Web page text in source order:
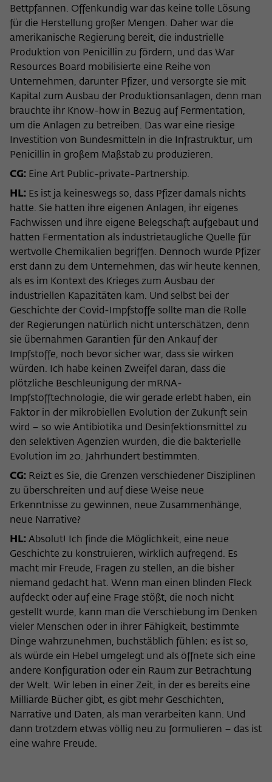
Bettpfannen. Offenkundig war das keine tolle Lösung
für die Herstellung großer Mengen. Daher war die
amerikanische Regierung bereit, die industrielle
Produktion von Penicillin zu fördern, und das War
Resources Board mobilisierte eine Reihe von
Unternehmen, darunter Pfizer, und versorgte sie mit
Kapital zum Ausbau der Produktionsanlagen, denn man
brauchte ihr Know-how in Bezug auf Fermentation,
um die Anlagen zu betreiben. Das war eine riesige
Investition von Bundesmitteln in die Infrastruktur, um
Penicillin in großem Maßstab zu produzieren.
CG: Eine Art Public-private-Partnership.
HL: Es ist ja keineswegs so, dass Pfizer damals nichts
hatte. Sie hatten ihre eigenen Anlagen, ihr eigenes
Fachwissen und ihre eigene Belegschaft aufgebaut und
hatten Fermentation als industrietaugliche Quelle für
wertvolle Chemikalien begriffen. Dennoch wurde Pfizer
erst dann zu dem Unternehmen, das wir heute kennen,
als es im Kontext des Krieges zum Ausbau der
industriellen Kapazitäten kam. Und selbst bei der
Geschichte der Covid-Impfstoffe sollte man die Rolle
der Regierungen natürlich nicht unterschätzen, denn
sie übernahmen Garantien für den Ankauf der
Impfstoffe, noch bevor sicher war, dass sie wirken
würden. Ich habe keinen Zweifel daran, dass die
plötzliche Beschleunigung der mRNA-
Impfstofftechnologie, die wir gerade erlebt haben, ein
Faktor in der mikrobiellen Evolution der Zukunft sein
wird – so wie Antibiotika und Desinfektionsmittel zu
den selektiven Agenzien wurden, die die bakterielle
Evolution im 20. Jahrhundert bestimmten.
CG: Reizt es Sie, die Grenzen verschiedener Disziplinen
zu überschreiten und auf diese Weise neue
Erkenntnisse zu gewinnen, neue Zusammenhänge,
neue Narrative?
HL: Absolut! Ich finde die Möglichkeit, eine neue
Geschichte zu konstruieren, wirklich aufregend. Es
macht mir Freude, Fragen zu stellen, an die bisher
niemand gedacht hat. Wenn man einen blinden Fleck
aufdeckt oder auf eine Frage stößt, die noch nicht
gestellt wurde, kann man die Verschiebung im Denken
vieler Menschen oder in ihrer Fähigkeit, bestimmte
Dinge wahrzunehmen, buchstäblich fühlen; es ist so,
als würde ein Hebel umgelegt und als öffnete sich eine
andere Konfiguration oder ein Raum zur Betrachtung
der Welt. Wir leben in einer Zeit, in der es bereits eine
Milliarde Bücher gibt, es gibt mehr Geschichten,
Narrative und Daten, als man verarbeiten kann. Und
dann trotzdem etwas völlig neu zu formulieren – das ist
eine wahre Freude.